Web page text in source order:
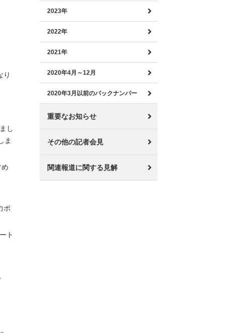
り
し
ま
ポ
ト
2023年
2022年
2021年
2020年4月～12月
2020年3月以前のバックナンバー
重要なお知らせ
その他の記者会見
関連報道に関する見解